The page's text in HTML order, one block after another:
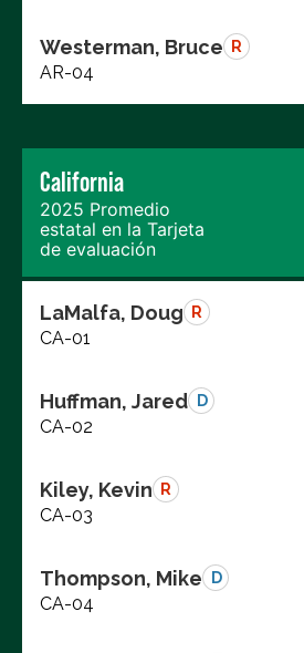
Westerman, Bruce R
AR-04
California
2025 Promedio
estatal en la Tarjeta
de evaluación
LaMalfa, Doug R
CA-01
Huffman, Jared D
CA-02
Kiley, Kevin R
CA-03
Thompson, Mike D
CA-04